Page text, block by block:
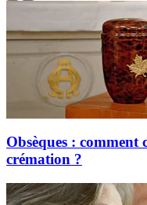
Obsèques :
crémation ?